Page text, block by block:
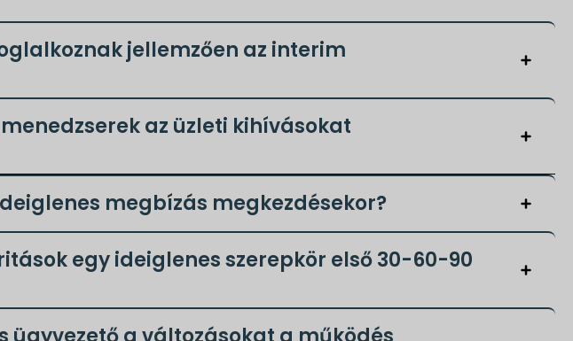
jellemzően az interim
az üzleti kihívásokat
megbízás megkezdésekor?
egy ideiglenes szerepkör első 30-60-90